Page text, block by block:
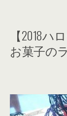
【2018
お菓子の